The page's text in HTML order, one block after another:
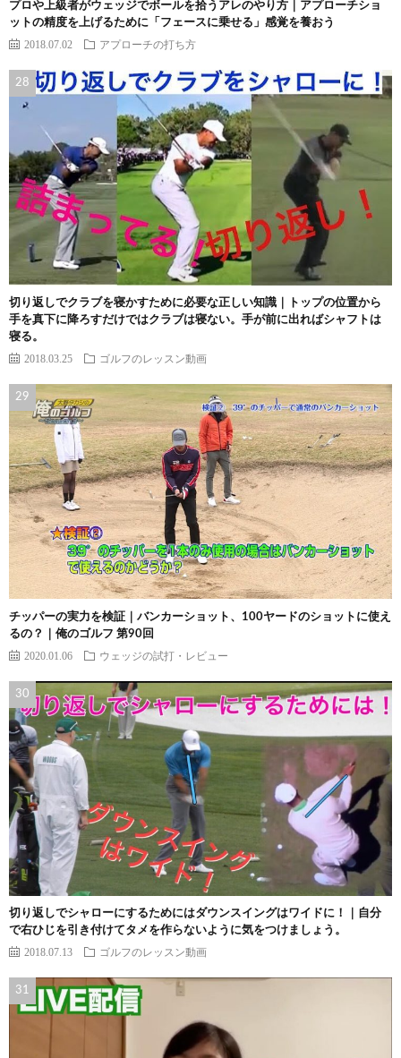
プロや上級者がウェッジでボールを拾うアレのやり方｜アプローチショ
ットの精度を上げるために「フェースに乗せる」感覚を養おう
2018.07.02 アプローチの打ち方
切り返しでクラブを寝かすために必要な正しい知識｜トップの位置から
手を真下に降ろすだけではクラブは寝ない。手が前に出ればシャフトは
寝る。
2018.03.25 ゴルフのレッスン動画
チッパーの実力を検証｜バンカーショット、100ヤードのショットに使え
るの？｜俺のゴルフ 第90回
2020.01.06 ウェッジの試打・レビュー
切り返しでシャローにするためにはダウンスイングはワイドに！｜自分
で右ひじを引き付けてタメを作らないように気をつけましょう。
2018.07.13 ゴルフのレッスン動画